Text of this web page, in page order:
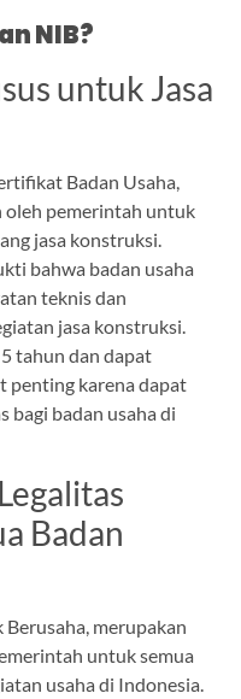
NIB?
untuk Jasa
Badan Usaha,
oleh pemerintah untuk
jasa konstruksi.
bahwa badan usaha
teknis dan
jasa konstruksi.
tahun dan dapat
penting karena dapat
bagi badan usaha di
Badan
merupakan
untuk semua
usaha di Indonesia.